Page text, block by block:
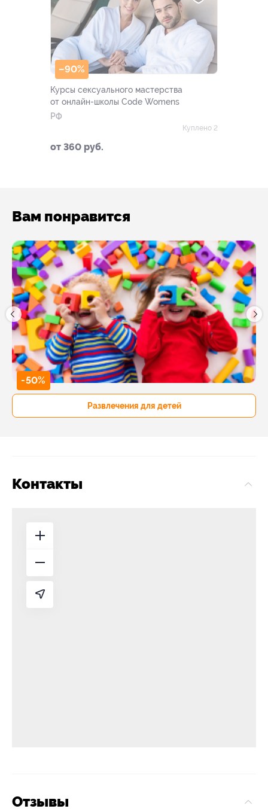
–90%
Курсы сексуального мастерства
от онлайн-школы Code Womens
РФ
от 360 руб.
Куплено 2
Вам понравится
-50%
Развлечения для детей
Контакты
Отзывы